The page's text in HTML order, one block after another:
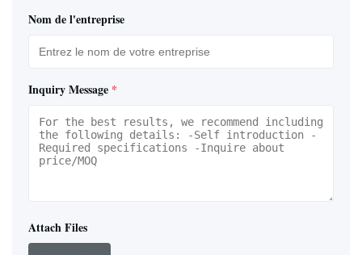
Nom de l'entreprise
Inquiry Message *
Attach Files